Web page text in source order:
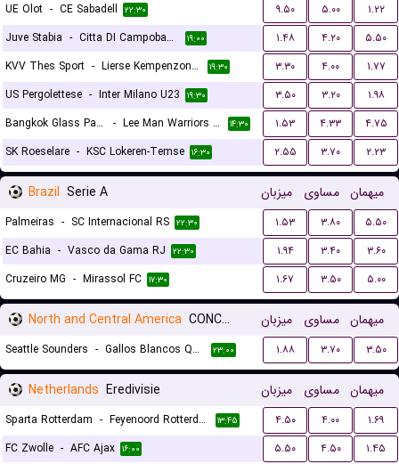
UE Olot - CE Sabadell ۲۲:۳۰ ۹.۵۰ ۵.۰۰
۱.۲۲
Juve Stabia - Citta DI Campobasso ۱۹:۰۰ ۱.۴۸ ۴.۲۰
۵.۵۰
KVV Thes Sport - Lierse Kempenzonen ۱۹:۳۰ ۳.۳۰ ۴.۰۰
۱.۷۷
US Pergolettese - Inter Milano U23 ۱۹:۳۰ ۳.۵۰ ۳.۲۰
۱.۹۸
Bangkok Glass Pathumthani United FC
- Lee Man Warriors FC ۱۴:۳۰ ۱.۵۳ ۴.۳۳
۴.۷۵
SK Roeselare - KSC Lokeren-Temse ۱۶:۳۰ ۲.۵۵ ۳.۷۰ ۲.۲۳
Brazil Serie A میزبان مساوی میهمان
Palmeiras - SC Internacional RS ۲۲:۳۰ ۱.۵۳ ۳.۸۰
۵.۵۰
EC Bahia - Vasco da Gama RJ ۲۲:۳۰ ۱.۹۴ ۳.۴۰
۳.۶۰
Cruzeiro MG - Mirassol FC ۱۷:۳۰ ۱.۶۷ ۳.۵۰ ۵.۰۰
North and Central America CONCACAF Leagues Cup میزبان مساوی میهمان
Seattle Sounders - Gallos Blancos Queretaro ۲۳:۰۰ ۱.۸۸ ۳.۷۰ ۳.۵۰
Netherlands Eredivisie میزبان مساوی میهمان
Sparta Rotterdam - Feyenoord Rotterdam ۱۳:۴۵ ۴.۵۰ ۴.۰۰
۱.۶۹
FC Zwolle - AFC Ajax ۱۶:۰۰ ۵.۵۰ ۴.۵۰
۱.۴۵